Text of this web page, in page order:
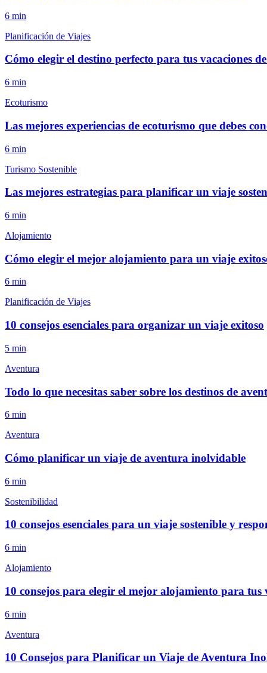
6 min
Planificación de Viajes
Cómo elegir el destino perfecto para tus vacaciones
6 min
Ecoturismo
Las mejores experiencias de ecoturismo que debes
6 min
Turismo Sostenible
Las mejores estrategias para planificar un viaje
6 min
Alojamiento
Cómo elegir el mejor alojamiento para un viaje
6 min
Planificación de Viajes
10 consejos esenciales para organizar un viaje exitoso
5 min
Aventura
Todo lo que necesitas saber sobre los destinos de
6 min
Aventura
Cómo planificar un viaje de aventura inolvidable
6 min
Sostenibilidad
10 consejos esenciales para un viaje sostenible y
6 min
Alojamiento
10 consejos para elegir el mejor alojamiento para tus
6 min
Aventura
10 Consejos para Planificar un Viaje de Aventura